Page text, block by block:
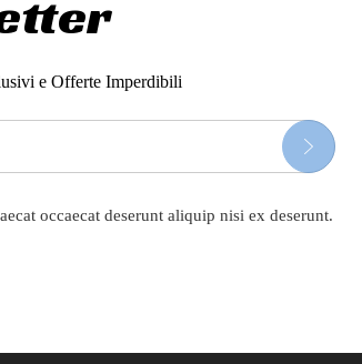
e Offerte Imperdibili
occaecat deserunt aliquip nisi ex deserunt.